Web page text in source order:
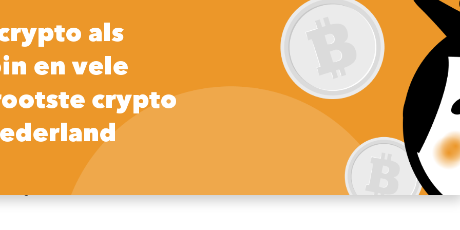
Nieuws
via iDEAL te kunnen doen. Helaas is dit
doen via een exchange of broker.
storten bij je broker of exchange.
account. Hierdoor is het mogelijk
gedaan kan worden!
als
en vele
crypto